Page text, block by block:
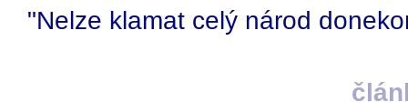
"Nelze klamat celý národ